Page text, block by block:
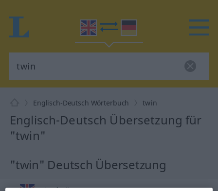
Englisch-Deutsch Wörterbuch twin
Englisch-Deutsch Übersetzung für
"twin"
"twin" Deutsch Übersetzung